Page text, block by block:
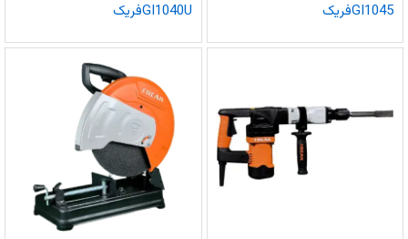
GI1045فریک
GI1040Uفریک